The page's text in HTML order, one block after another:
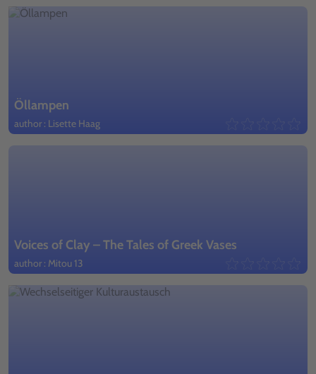
Öllampen
author : Lisette Haag
Voices of Clay – The Tales of Greek Vases
author : Mitou 13